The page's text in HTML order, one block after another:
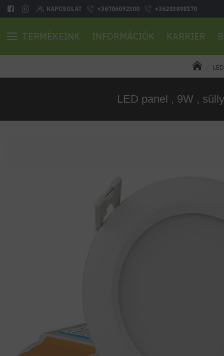
KAPCSOLAT +36706092300 +36203898170
TERMÉKEINK INFORMÁCIÓK KARRIER
LED panel , 9W ,